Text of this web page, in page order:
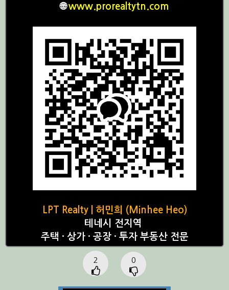
🌐www.prorealtytn.com
LPT Realty | 허민희 (Minhee Heo)
테네시 전지역
주택 · 상가 · 공장 · 투자 부동산 전문
2 0